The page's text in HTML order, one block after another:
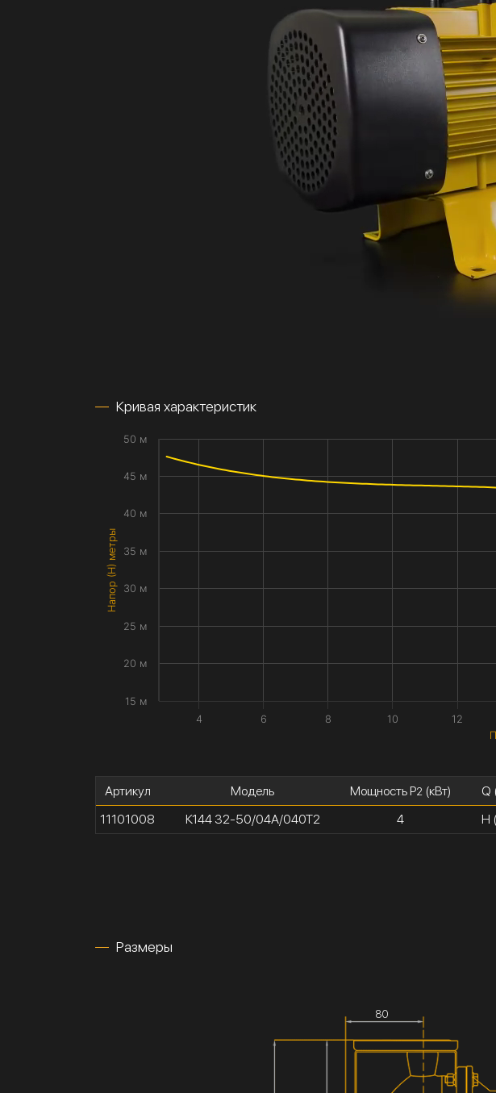
Кривая характеристик
Напор (H) метры
4 6 8 10 12
15 м
20 м
25 м
30 м
35 м
40 м
45 м
50 м
Артикул
11101008
Модель
К144 32-50/04А/040Т2
Мощность P2 (кВт)
4
Q
H
Размеры
80